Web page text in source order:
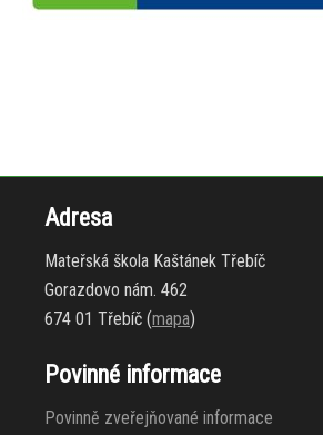
Adresa
Mateřská škola Kaštánek Třebíč
Gorazdovo nám. 462
674 01 Třebíč (mapa)
Povinné informace
Povinně zveřejňované informace